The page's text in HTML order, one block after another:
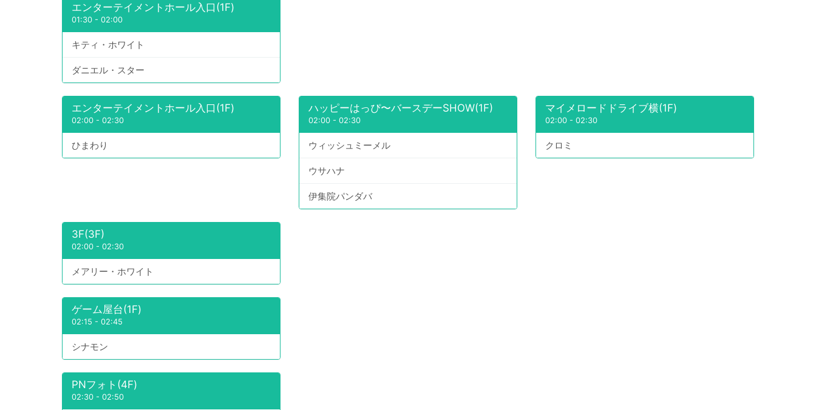
エンターテイメントホール入口(1F)
01:30 - 02:00
キティ・ホワイト
ダニエル・スター
エンターテイメントホール入口(1F)
02:00 - 02:30
ひまわり
ハッピーはっぴ〜バースデーSHOW(1F)
02:00- 02:30
ウィッシュミーメル
ウサハナ
伊集院パンダバ
マイメロードドライブ横(1F)
02:00- 02:30
クロミ
3F(3F)
02:00 - 02:30
メアリー・ホワイト
ゲーム屋台(1F)
02:15 - 02:45
シナモン
PNフォト(4F)
02:30 - 02:50